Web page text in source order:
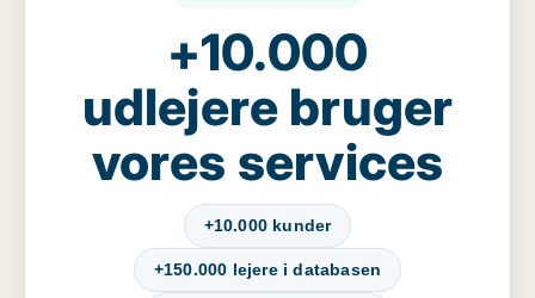
+10.000
udlejere bruger
vores services
+10.000 kunder
+150.000 lejere i databasen